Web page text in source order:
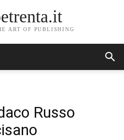
ART OF PUBLISHING
Russo